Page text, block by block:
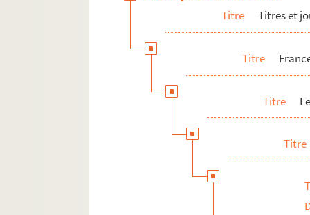
Divers
Les événements
Titre Titres et
Titre
Titre
Titre